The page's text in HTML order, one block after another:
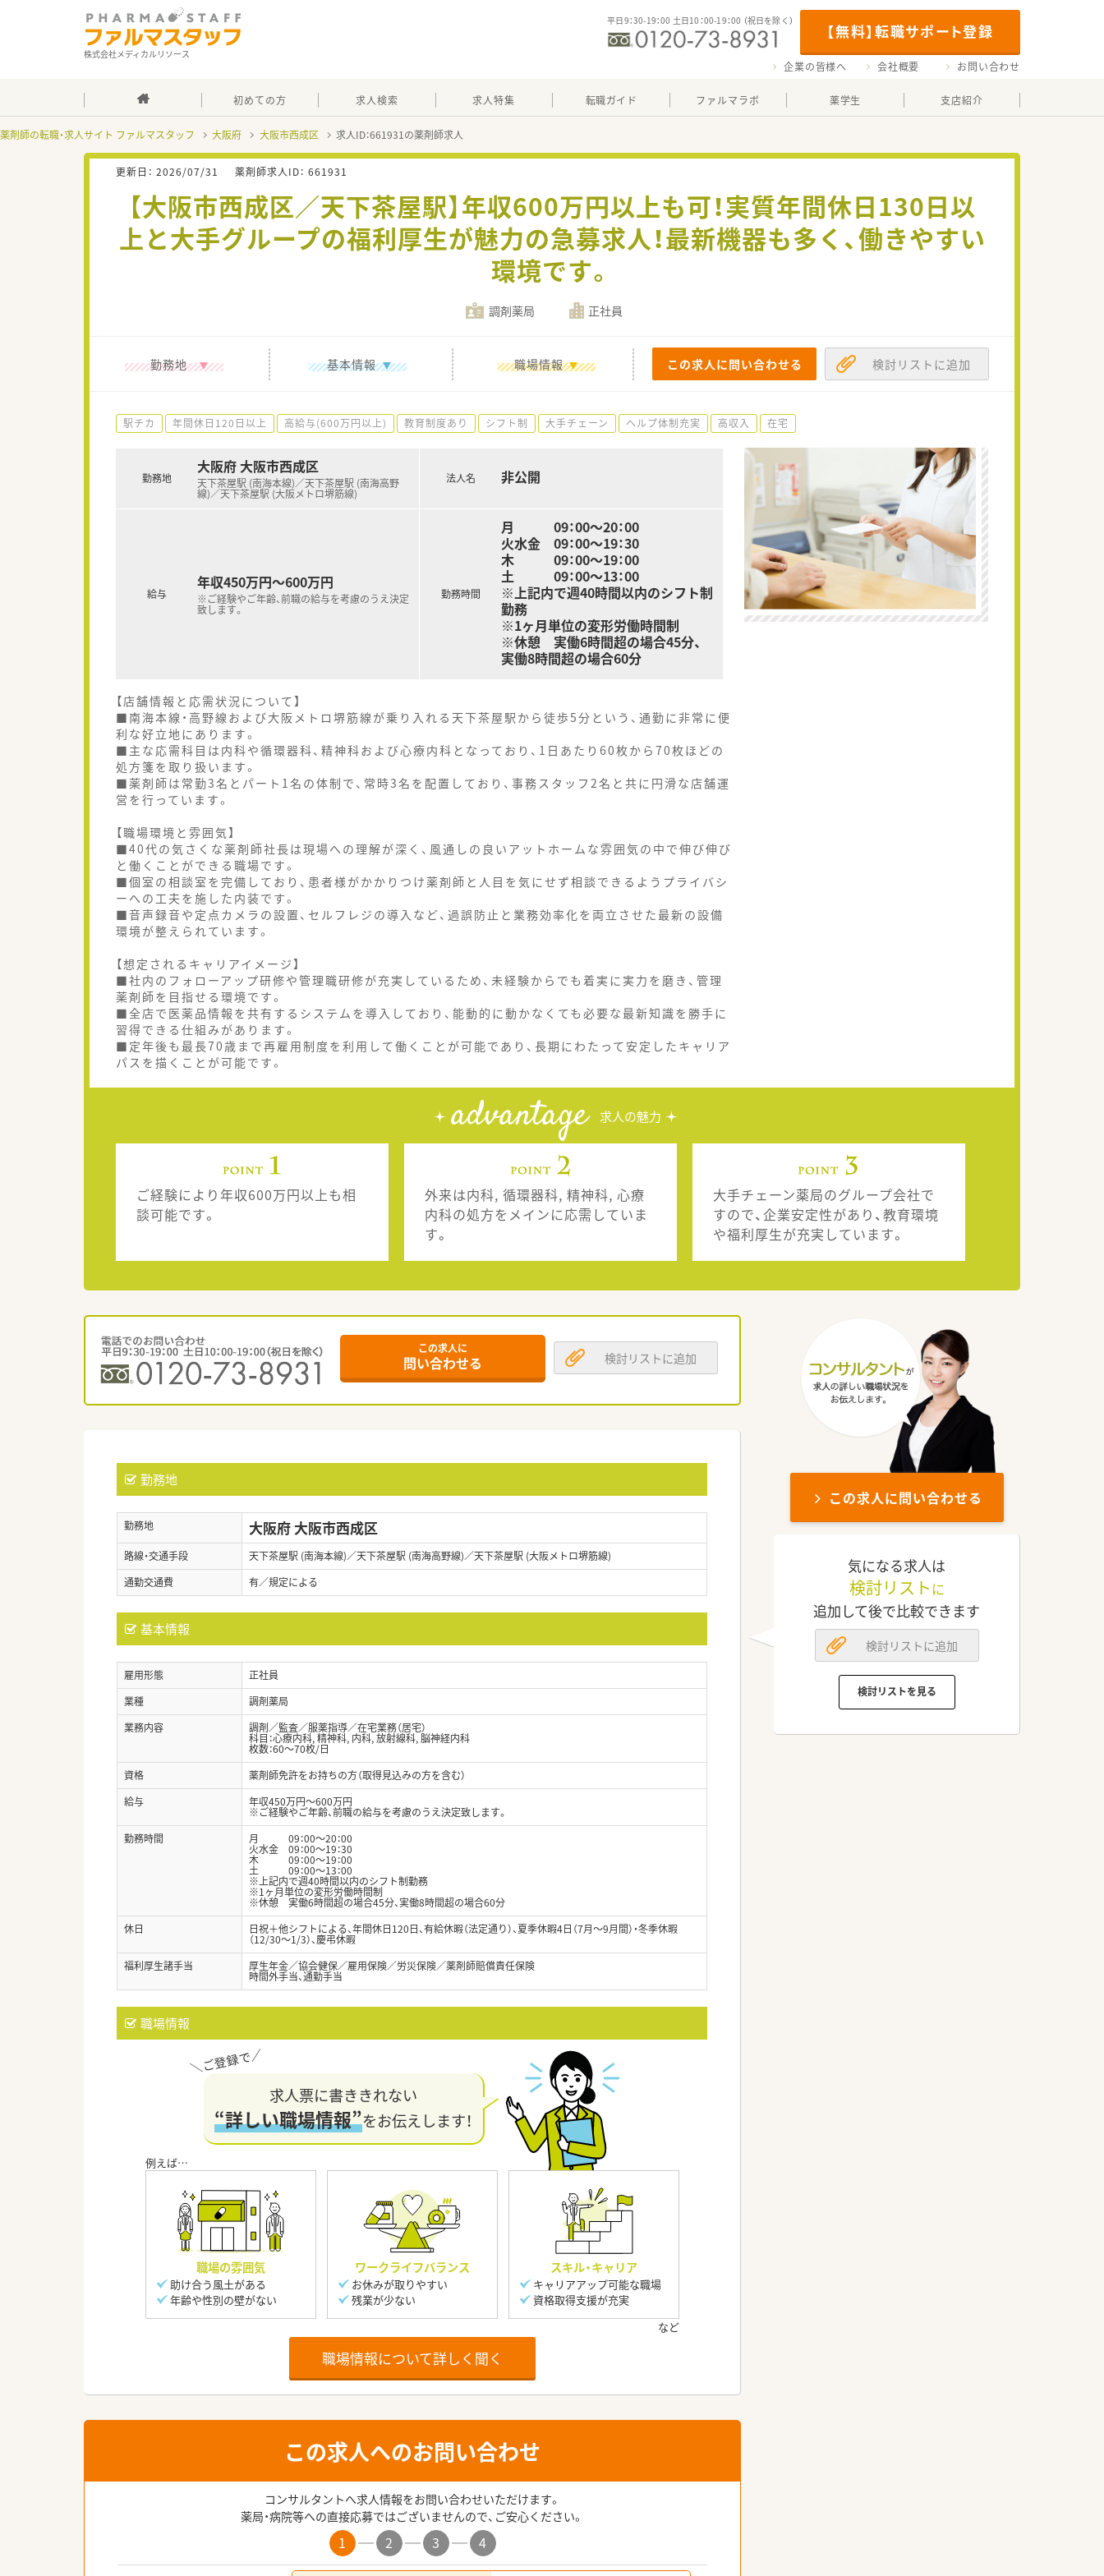
株式会社メディカルリソース
【無料】転職サポート登録
平日9：30-19：00 土日10：00-19：00 （祝日を除く）
企業の皆様へ 会社概要 お問い合わせ
初めての方 求人検索 求人特集 転職ガイド ファルマラボ 薬学生 支店紹介
薬剤師の転職・求人サイト ファルマスタッフ 大阪府 大阪市西成区 求人ID：661931の薬剤師求人
更新日： 2026/07/31 薬剤師求人ID： 661931
【大阪市西成区／天下茶屋駅】年収600万円以上も可！実質年間休日130日以
上と大手グループの福利厚生が魅力の急募求人！最新機器も多く、働きやすい
環境です。
調剤薬局 正社員
勤務地 基本情報 職場情報 この求人に問い合わせる 検討リストに追加
駅チカ 年間休日120日以上 高給与(600万円以上) 教育制度あり シフト制 大手チェーン ヘルプ体制充実 高収入 在宅
勤務地
大阪府 大阪市西成区
天下茶屋駅 (南海本線)／天下茶屋駅 (南海高野
線)／天下茶屋駅 (大阪メトロ堺筋線)
給与
年収450万円～600万円
※ご経験やご年齢、前職の給与を考慮のうえ決定
致します。
法人名 非公開
勤務時間
月 09：00～20：00
火水金 09：00～19：30
木 09：00～19：00
土 09：00～13：00
※上記内で週40時間以内のシフト制
勤務
※1ヶ月単位の変形労働時間制
※休憩 実働6時間超の場合45分、
実働8時間超の場合60分
【店舗情報と応需状況について】
■南海本線・高野線および大阪メトロ堺筋線が乗り入れる天下茶屋駅から徒歩5分という、通勤に非常に便
利な好立地にあります。
■主な応需科目は内科や循環器科、精神科および心療内科となっており、1日あたり60枚から70枚ほどの
処方箋を取り扱います。
■薬剤師は常勤3名とパート1名の体制で、常時3名を配置しており、事務スタッフ2名と共に円滑な店舗運
営を行っています。
【職場環境と雰囲気】
■40代の気さくな薬剤師社長は現場への理解が深く、風通しの良いアットホームな雰囲気の中で伸び伸び
と働くことができる職場です。
■個室の相談室を完備しており、患者様がかかりつけ薬剤師と人目を気にせず相談できるようプライバシ
ーへの工夫を施した内装です。
■音声録音や定点カメラの設置、セルフレジの導入など、過誤防止と業務効率化を両立させた最新の設備
環境が整えられています。
【想定されるキャリアイメージ】
■社内のフォローアップ研修や管理職研修が充実しているため、未経験からでも着実に実力を磨き、管理
薬剤師を目指せる環境です。
■全店で医薬品情報を共有するシステムを導入しており、能動的に動かなくても必要な最新知識を勝手に
習得できる仕組みがあります。
■定年後も最長70歳まで再雇用制度を利用して働くことが可能であり、長期にわたって安定したキャリア
パスを描くことが可能です。
advantage 求人の魅力
ご経験により年収600万円以上も相
談可能です。
外来は内科, 循環器科, 精神科, 心療
内科の処方をメインに応需していま
す。
大手チェーン薬局のグループ会社で
すので、企業安定性があり、教育環境
や福利厚生が充実しています。
この求人に
問い合わせる 検討リストに追加
勤務地
勤務地 大阪府 大阪市西成区
路線・交通手段
天下茶屋駅 (南海本線)／天下茶屋駅 (南海高野線)／天下茶屋駅 (大阪メトロ堺筋線)
通勤交通費
有／規定による
基本情報
雇用形態
正社員
業種
調剤薬局
業務内容
調剤／監査／服薬指導／在宅業務（居宅）
科目：心療内科, 精神科, 内科, 放射線科, 脳神経内科
枚数：60～70枚/日
資格
薬剤師免許をお持ちの方（取得見込みの方を含む）
給与
年収450万円～600万円
※ご経験やご年齢、前職の給与を考慮のうえ決定致します。
勤務時間
月 09：00～20：00
火水金 09：00～19：30
木 09：00～19：00
土 09：00～13：00
※上記内で週40時間以内のシフト制勤務
※1ヶ月単位の変形労働時間制
※休憩 実働6時間超の場合45分、実働8時間超の場合60分
休日
日祝＋他シフトによる、年間休日120日、有給休暇（法定通り）、夏季休暇4日（7月～9月間）・冬季休暇
（12/30～1/3）、慶弔休暇
福利厚生諸手当
厚生年金／協会健保／雇用保険／労災保険／薬剤師賠償責任保険
時間外手当、通勤手当
職場情報
求人票に書ききれない
“詳しい職場情報”をお伝えします！
職場の雰囲気
助け合う風土がある
年齢や性別の壁がない
ワークライフバランス
お休みが取りやすい
残業が少ない
スキル・キャリア
キャリアアップ可能な職場
資格取得支援が充実
職場情報について詳しく聞く
この求人へのお問い合わせ
コンサルタントへ求人情報をお問い合わせいただけます。
薬局・病院等への直接応募ではございませんので、ご安心ください。
1 2 3 4
この求人に問い合わせる
気になる求人は
検討リスト に
追加して後で比較できます
検討リストに追加
検討リストを見る